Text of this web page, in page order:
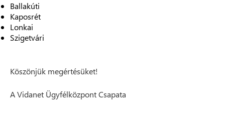
Ballakúti
Kaposrét
Lonkai
Szigetvári
Köszönjük megértésüket!
A Vidanet Ügyfélközpont Csapata